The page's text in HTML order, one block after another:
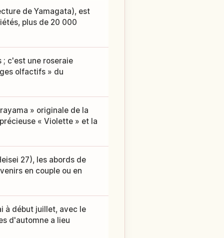
de Yamagata), est
plus de 20 000
c'est une roseraie
olfactifs » du
» originale de la
« Violette » et la
27), les abords de
en couple ou en
à début juillet, avec le
d'automne a lieu